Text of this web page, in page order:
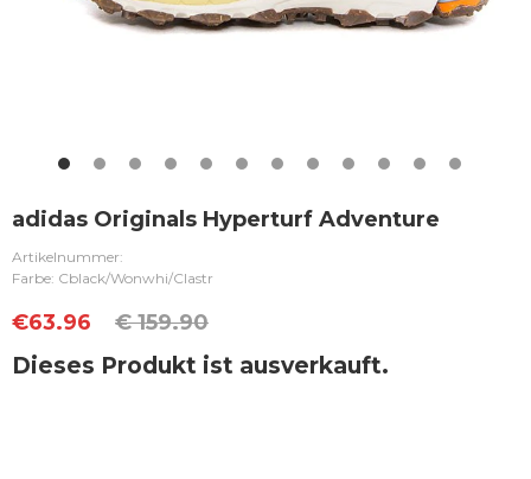
adidas Originals Hyperturf Adventure
Artikelnummer:
Farbe: Cblack/Wonwhi/Clastr
€63.96 € 159.90
Dieses Produkt ist ausverkauft.